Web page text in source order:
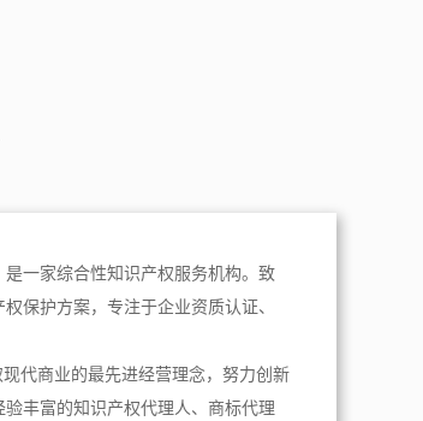
一家综合性知识产权服务机构。致
保护方案，专注于企业资质认证、
代商业的最先进经营理念，努力创新
丰富的知识产权代理人、商标代理